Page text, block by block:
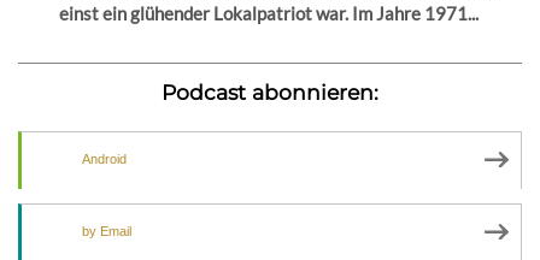
einst ein glühender Lokalpatriot war. Im Jahre 1971...
Podcast abonnieren:
Android
by Email